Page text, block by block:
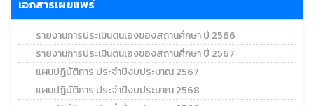
เอกสารเผยแพร่
รายงานการประเมินตนเองของสถานศึกษา ปี 2566
รายงานการประเมินตนเองของสถานศึกษา ปี 2567
แผนปฏิบัติการ ประจำปีงบประมาณ 2567
แผนปฏิบัติการ ประจำปีงบประมาณ 2568